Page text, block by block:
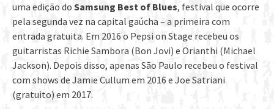
uma edição do Samsung Best of Blues, festival que ocorre
pela segunda vez na capital gaúcha – a primeira com
entrada gratuita. Em 2016 o Pepsi on Stage recebeu os
guitarristas Richie Sambora (Bon Jovi) e Orianthi (Michael
Jackson). Depois disso, apenas São Paulo recebeu o festival
com shows de Jamie Cullum em 2016 e Joe Satriani
(gratuito) em 2017.